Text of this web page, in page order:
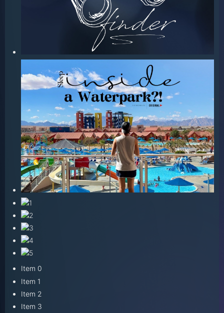
Item 0
Item 1
Item 2
Item 3